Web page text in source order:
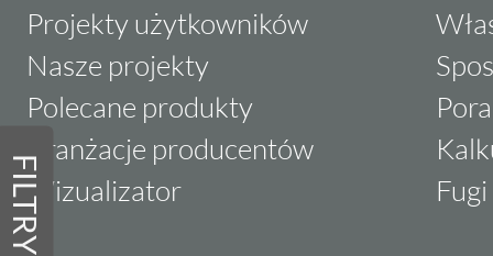
FILTRY
Projekty użytkowników
Nasze projekty
Polecane produkty
Aranżacje producentów
Wizualizator